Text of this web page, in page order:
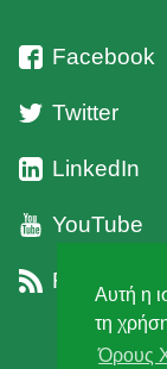
Αυτή η
τη
Όρους
Facebook
Twitter
LinkedIn
YouTube
RSS